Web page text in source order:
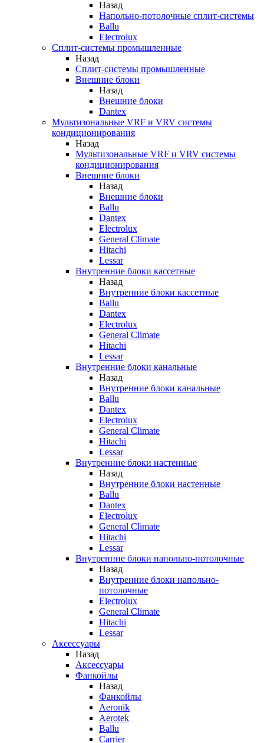
Назад
Напольно-потолочные сплит-системы
Ballu
Electrolux
Сплит-системы промышленные
Назад
Сплит-системы промышленные
Внешние блоки
Назад
Внешние блоки
Dantex
Мультизональные VRF и VRV системы
кондиционирования
Назад
Мультизональные VRF и VRV системы
кондиционирования
Внешние блоки
Назад
Внешние блоки
Ballu
Dantex
Electrolux
General Climate
Hitachi
Lessar
Внутренние блоки кассетные
Назад
Внутренние блоки кассетные
Ballu
Dantex
Electrolux
General Climate
Hitachi
Lessar
Внутренние блоки канальные
Назад
Внутренние блоки канальные
Ballu
Dantex
Electrolux
General Climate
Hitachi
Lessar
Внутренние блоки настенные
Назад
Внутренние блоки настенные
Ballu
Dantex
Electrolux
General Climate
Hitachi
Lessar
Внутренние блоки напольно-потолочные
Назад
Внутренние блоки напольно-
потолочные
Electrolux
General Climate
Hitachi
Lessar
Аксессуары
Назад
Аксессуары
Фанкойлы
Назад
Фанкойлы
Aeronik
Aerotek
Ballu
Carrier